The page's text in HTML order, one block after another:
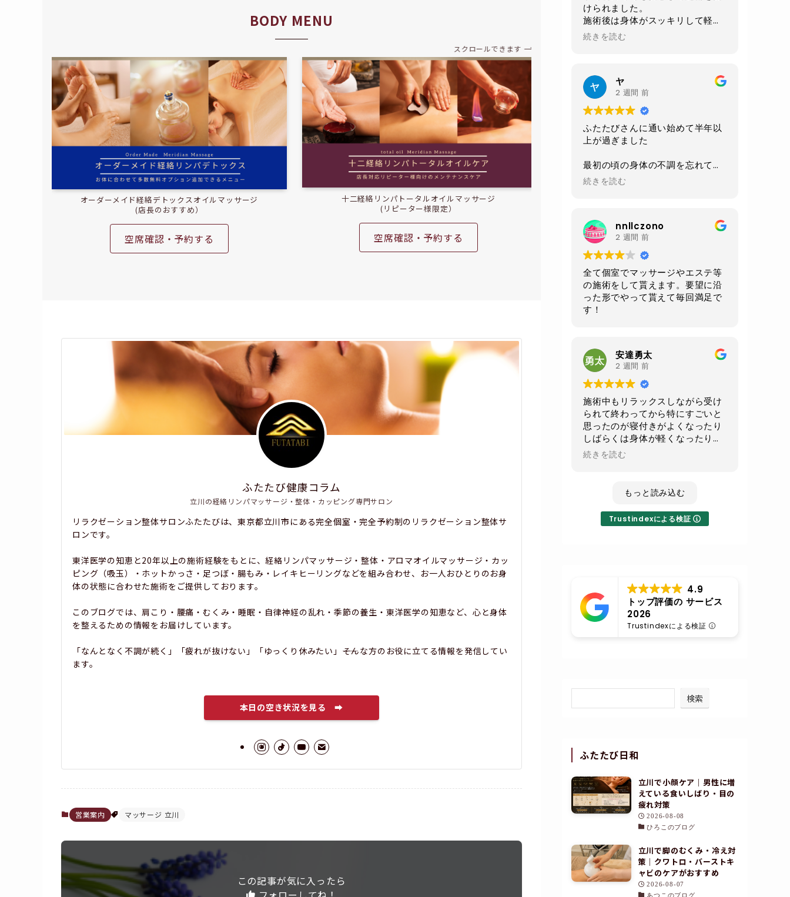
BODY MENU
スクロールできます
オーダーメイド経絡デトックスオイルマッサージ
(店長のおすすめ）
空席確認・予約する
十二経絡リンパトータルオイルマッサージ
(リピーター様限定）
空席確認・予約する 空席確認・予約する
ふたたび健康コラム
立川の経絡リンパマッサージ・整体・カッピング専門サロン
リラクゼーション整体サロンふたたびは、東京都立川市にある完全個室・完全予約制のリラクゼーション整体サ
ロンです。
東洋医学の知恵と20年以上の施術経験をもとに、経絡リンパマッサージ・整体・アロマオイルマッサージ・カッ
ピング（吸玉）・ホットかっさ・足つぼ・腸もみ・レイキヒーリングなどを組み合わせ、お一人おひとりのお身
体の状態に合わせた施術をご提供しております。
このブログでは、肩こり・腰痛・むくみ・睡眠・自律神経の乱れ・季節の養生・東洋医学の知恵など、心と身体
を整えるための情報をお届けしています。
「なんとなく不調が続く」「疲れが抜けない」「ゆっくり休みたい」――そんな方のお役に立てる情報を発信してい
ます。
本日の空き状況を見る ➡
営業案内 マッサージ 立川
この記事が気に入ったら
けられました。
施術後は身体がスッキリして軽く
なりました。
当日に2週間後の予約をお願いし
れており非常に清潔感がありま
す。おすすめお店です。
続きを読む
ヤ
2 週間 前
ふたたびさんに通い始めて半年以
上が過ぎました
最初の頃の身体の不調を忘れてし
まうくらい
今は身体も軽くなり毎日楽しく過
施術、環境、セラピストさんの対
応、
毎回いつも全てにおいて素晴らし
いの一言です
あと施術前と後にいただけるルイ
ボスティーが自分は大好きです
さんになってしまったので
クワトロでお腹周りをメインに継
続でお願いして
少しでもお腹周りがスッキリ出来
たらいいなと思います
不眠気味の時のレイキは寝てしま
うくらいすごい癒されるので
その時はまたレイキもよろしくお
願いします
いつも丁寧な施術に対応ありがと
うございます
続きを読む
nnllczono
2 週間 前
全て個室でマッサージやエステ等
の施術をして貰えます。要望に沿
った形でやって貰えて毎回満足で
す！
安達勇太
2 週間 前
施術中もリラックスしながら受け
られて終わってから特にすごいと
思ったのが寝付きがよくなったり
しばらくは身体が軽くなったり全
身の血流が良くなったのが実感で
きてとても良かったです！
続きを読む
もっと読み込む
Trustindexによる検証
4.9
トップ評価の サービス
2026
Trustindexによる検証
検索
ふたたび日和
立川で小顔ケア｜男性に増
えている食いしばり・目の
疲れ対策
2026-08-08
ひろこのブログ
立川で脚のむくみ・冷え対
策｜クワトロ・バーストキ
ャビのケアがおすすめ
2026-08-07
あつこのブログ